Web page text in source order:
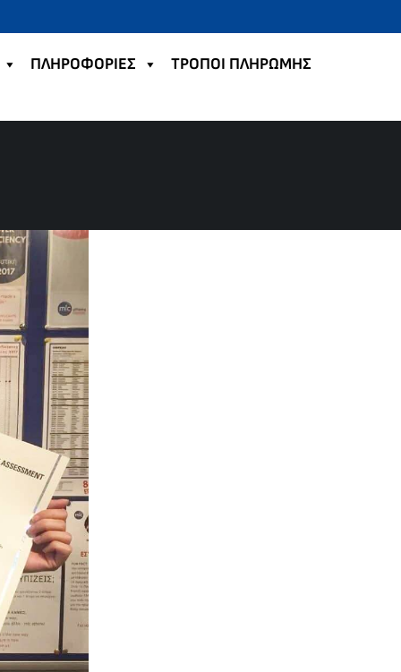
ΠΛΗΡΟΦΟΡΙΕΣ TΡΟΠΟΙ ΠΛΗΡΩΜΗΣ